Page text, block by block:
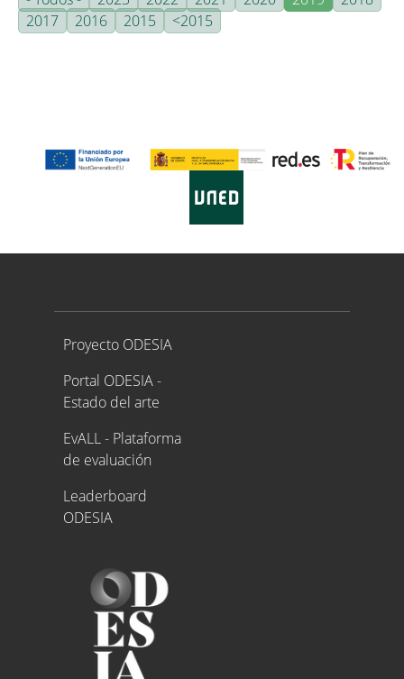
2017
2016 2015 <2015
Proyecto ODESIA
Proyecto ODESIA
Portal ODESIA -
Estado del arte
EvALL - Plataforma
de evaluación
Leaderboard
ODESIA